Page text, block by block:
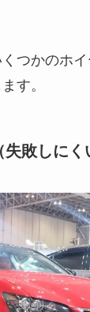
つかのホ
す。
敗しにく